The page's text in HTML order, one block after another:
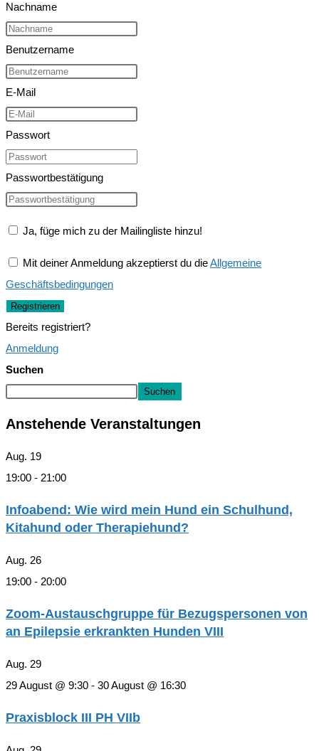
Nachname
Benutzername
E-Mail
Passwort
Passwortbestätigung
Ja, füge mich zu der Mailingliste hinzu!
Mit deiner Anmeldung akzeptierst du dieAllgemeine
Geschäftsbedingungen
Registrieren
Bereits registriert?
Anmeldung
Suchen
Suchen
Anstehende Veranstaltungen
Aug. 19
19:00 - 21:00
Infoabend: Wie wird mein Hund ein Schulhund,
Kitahund oder Therapiehund?
Aug. 26
19:00 - 20:00
Zoom-Austauschgruppe für Bezugspersonen von
an Epilepsie erkrankten Hunden VIII
Aug. 29
29 August @ 9:30 - 30 August @ 16:30
Praxisblock III PH VIIb